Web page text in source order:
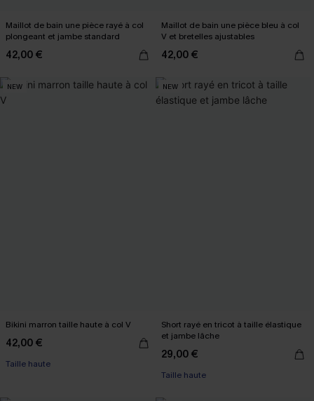
Maillot de bain une pièce rayé à col
plongeant et jambe standard
42,00 €
Maillot de bain une pièce bleu à col
V et bretelles ajustables
42,00 €
NEW
Bikini marron taille haute à col V
42,00 €
Taille haute
NEW
Short rayé en tricot à taille élastique
et jambe lâche
29,00 €
Taille haute